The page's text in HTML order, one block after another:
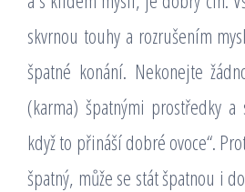
skvrnou touhy a rozrušením
špatné konání. Nekonejte
(karma) špatnými prostředky a
když to přináší dobré ovoce“.
špatný, může se stát špatnou i